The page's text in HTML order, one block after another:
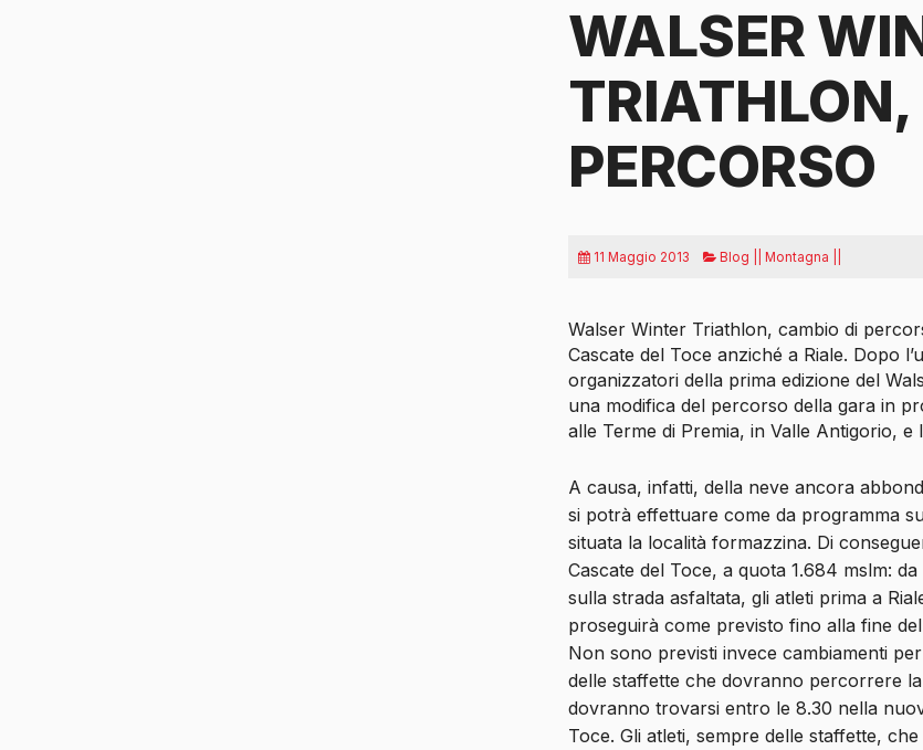
WALSER
PERCORSO
11 Maggio 2013 Blog || Montagna ||
Walser Winter Triathlon, cambio di
Cascate del Toce anziché a Riale. Dopo
organizzatori della prima edizione del
una modifica del percorso della gara in
alle Terme di Premia, in Valle Antigorio, e
A causa, infatti, della neve ancora
si potrà effettuare come da programma
situata la località formazzina. Di
Cascate del Toce, a quota 1.684 mslm:
sulla strada asfaltata, gli atleti prima a
proseguirà come previsto fino alla fine
Non sono previsti invece cambiamenti
delle staffette che dovranno percorrere
dovranno trovarsi entro le 8.30 nella
Toce. Gli atleti, sempre delle staffette,